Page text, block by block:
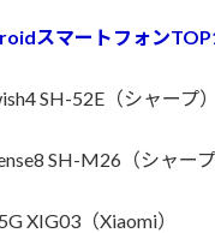
スマートフォン
SH-52E（シャープ）
SH-M26（シャープ
XIG03（Xiaomi）